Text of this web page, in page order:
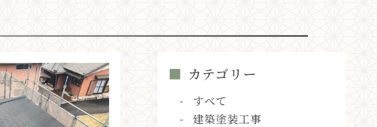
カテゴリー
すべて
建築塗装工事